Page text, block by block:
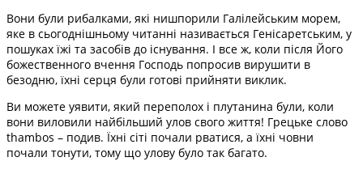
Вони були рибалками, які нишпорили Галілейським морем,
яке в сьогоднішньому читанні називається Генісаретським, у
пошуках їжі та засобів до існування. І все ж, коли після Його
божественного вчення Господь попросив вирушити в
безодню, їхні серця були готові прийняти виклик.
Ви можете уявити, який переполох і плутанина були, коли
вони виловили найбільший улов свого життя! Грецьке слово
thambos – подив. Їхні сіті почали рватися, а їхні човни
почали тонути, тому що улову було так багато.